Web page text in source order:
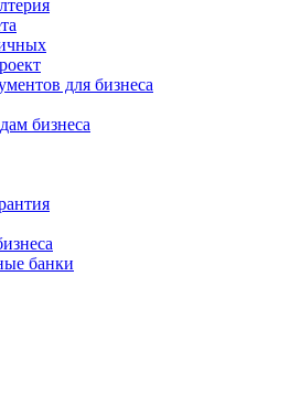
для бизнеса
бизнеса
банки